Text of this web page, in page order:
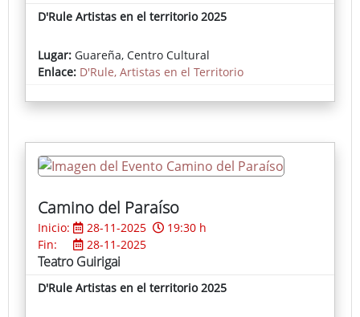
D'Rule Artistas en el territorio 2025
Lugar: Guareña, Centro Cultural
Enlace: D'Rule, Artistas en el Territorio
Camino del Paraíso
Inicio: 28-11-2025
19:30 h
Fin:
28-11-2025
Teatro Guirigai
D'Rule Artistas en el territorio 2025